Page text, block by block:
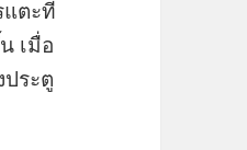
ตะที่
เมื่อ
ระตู